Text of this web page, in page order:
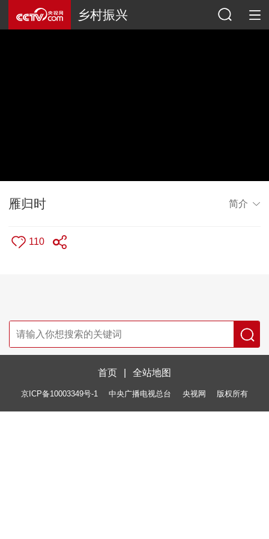
乡村振兴
雁归时 简介
110
首页 全站地图
京ICP备10003349号-1 中央广播电视总台 央视网 版权所有